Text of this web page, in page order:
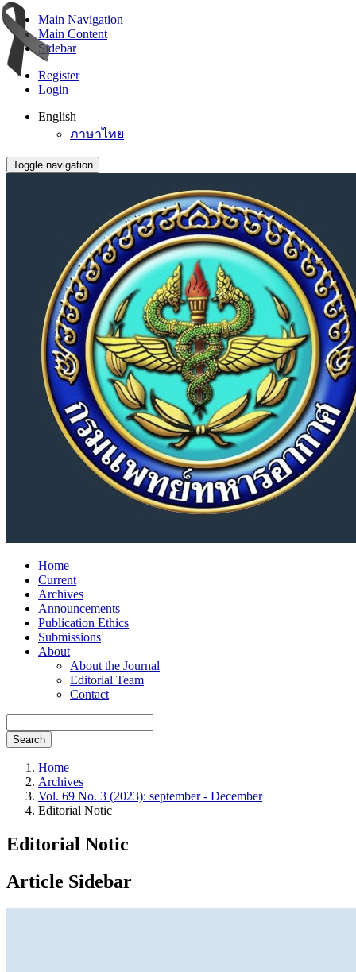
Main Navigation
Main Content
Sidebar
Register
Login
English
ภาษาไทย
Toggle navigation
Home
Current
Archives
Announcements
Publication Ethics
Submissions
About
About the Journal
Editorial Team
Contact
Search
Home
Archives
Vol. 69 No. 3 (2023): september - December
Editorial Notic
Editorial Notic
Article Sidebar